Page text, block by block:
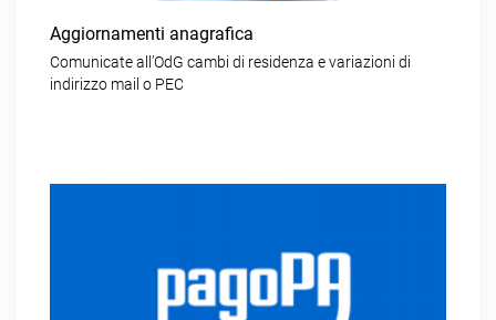
Aggiornamenti anagrafica
Comunicate all’OdG cambi di residenza e variazioni di
indirizzo mail o PEC